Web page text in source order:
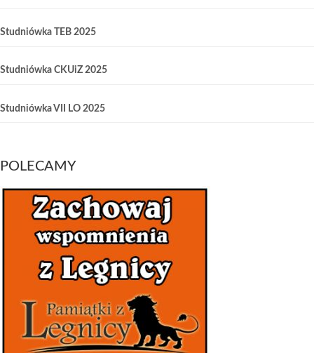
Studniówka TEB 2025
Studniówka CKUiZ 2025
Studniówka VII LO 2025
POLECAMY